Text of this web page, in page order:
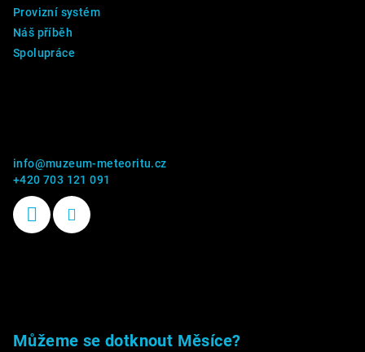
Provizní systém
Náš příběh
Spolupráce
info@muzeum-meteoritu.cz
+420 703 121 091
Můžeme se dotknout Měsíce?